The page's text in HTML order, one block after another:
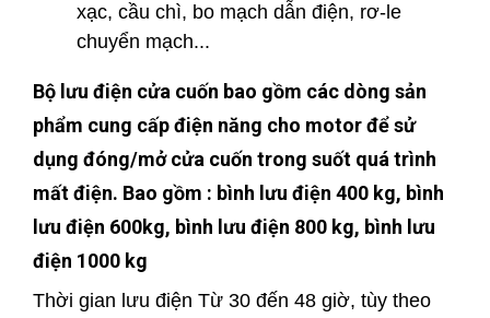
xạc, cầu chì, bo mạch dẫn điện, rơ-le
chuyển mạch...
Bộ lưu điện cửa cuốn bao gồm các dòng sản
phẩm cung cấp điện năng cho motor để sử
dụng đóng/mở cửa cuốn trong suốt quá trình
mất điện. Bao gồm : bình lưu điện 400 kg, bình
lưu điện 600kg, bình lưu điện 800 kg, bình lưu
điện 1000 kg
Thời gian lưu điện Từ 30 đến 48 giờ, tùy theo